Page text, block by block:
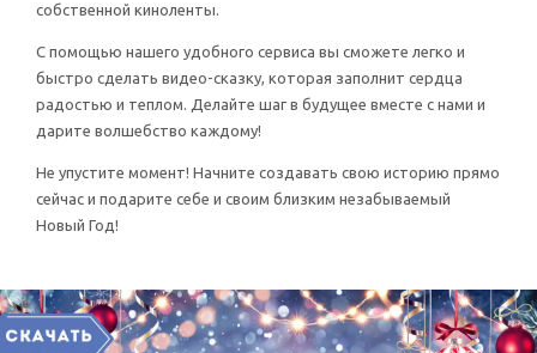
собственной киноленты.
С помощью нашего удобного сервиса вы сможете легко и
быстро сделать видео-сказку, которая заполнит сердца
радостью и теплом. Делайте шаг в будущее вместе с нами и
дарите волшебство каждому!
Не упустите момент! Начните создавать свою историю прямо
сейчас и подарите себе и своим близким незабываемый
Новый Год!